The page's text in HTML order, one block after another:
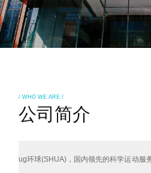
/ WHO WE ARE /
公司简介
ug环球(SHUA)，国内领先的科学运动服